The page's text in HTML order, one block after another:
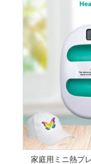
家庭用ミニ熱プ